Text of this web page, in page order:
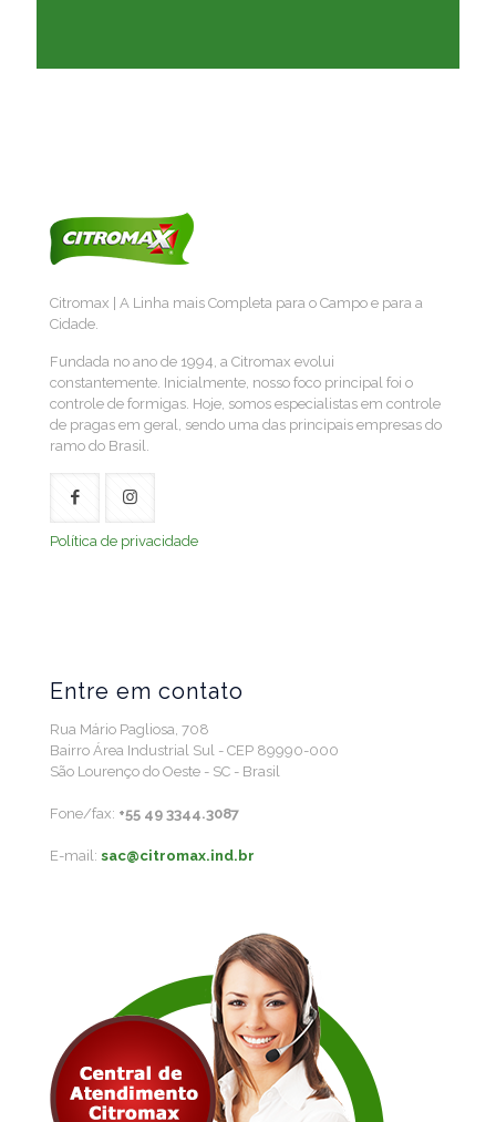
Citromax | A Linha mais Completa para o Campo e para a
Cidade.
Fundada no ano de 1994, a Citromax evolui
constantemente. Inicialmente, nosso foco principal foi o
controle de formigas. Hoje, somos especialistas em controle
de pragas em geral, sendo uma das principais empresas do
ramo do Brasil.
Política de privacidade
Entre em contato
Rua Mário Pagliosa, 708
Bairro Área Industrial Sul - CEP 89990-000
São Lourenço do Oeste - SC - Brasil
Fone/fax: +55 49 3344.3087
E-mail: sac@citromax.ind.br